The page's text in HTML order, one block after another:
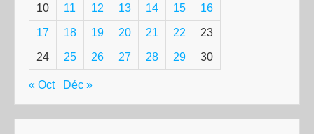
10 11 12 13 14 15 16
17 18 19 20 21 22 23
24 25 26 27 28 29 30
« Oct Déc »